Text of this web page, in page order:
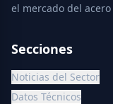
el mercado del
Secciones
Noticias del Sector
Datos Técnicos